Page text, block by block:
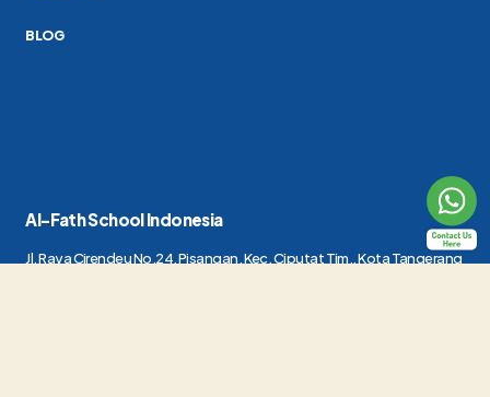
Al-Fath School Indonesia
Jl. Raya Cirendeu No.24, Pisangan, Kec. Ciputat Tim., Kota Tangerang
BLOG